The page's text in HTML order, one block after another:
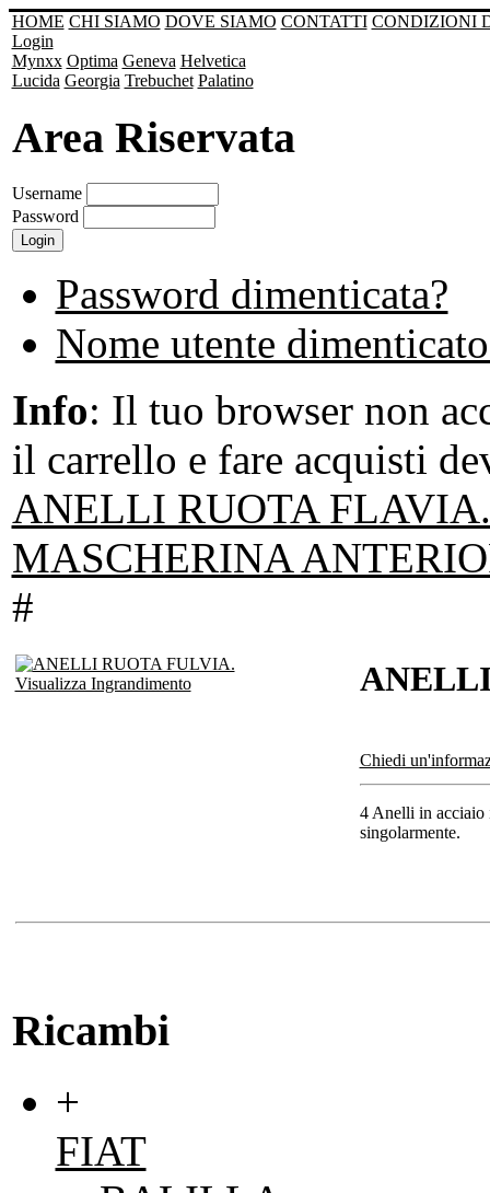
HOME CHI SIAMO DOVE SIAMO CONTATTI CONDIZIONI
Login
Mynxx Optima Geneva Helvetica
Lucida Georgia Trebuchet Palatino
Area Riservata
Username
Password
Password dimenticata?
Nome utente
Info: Il tuo browser non
il carrello e fare acquisti
ANELLI RUOTA FLAVIA.
MASCHERINA
#
Visualizza Ingrandimento
Chiedi
4 Anelli in acciaio
singolarmente.
Ricambi
+
FIAT